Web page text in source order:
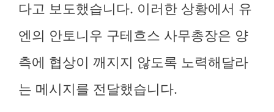
다고 보도했습니다. 이러한 상황에서 유
엔의 안토니우 구테흐스 사무총장은 양
측에 협상이 깨지지 않도록 노력해달라
는 메시지를 전달했습니다.